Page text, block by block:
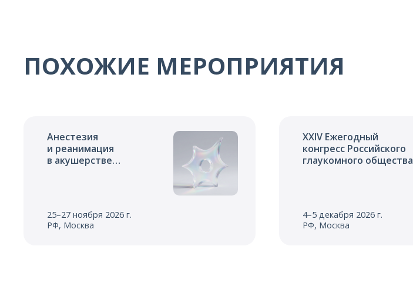
ПОХОЖИЕ МЕРОПРИЯТИЯ
Анестезия
и реанимация
в акушерстве
25–27 ноября 2026 г.
РФ, Москва
XXIV Ежегодный
конгресс Российского
глаукомного общества
4–5 декабря 2026 г.
РФ, Москва